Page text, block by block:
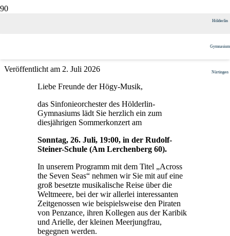
Hölderlin
Gymnasium
Nürtingen
Veröffentlicht am 2. Juli 2026
Liebe Freunde der Högy-Musik,
das Sinfonieorchester des Hölderlin-
Gymnasiums lädt Sie herzlich ein zum
diesjährigen Sommerkonzert am
Sonntag, 26. Juli, 19:00, in der Rudolf-
Steiner-Schule (Am Lerchenberg 60).
In unserem Programm mit dem Titel „Across
the Seven Seas“ nehmen wir Sie mit auf eine
groß besetzte musikalische Reise über die
Weltmeere, bei der wir allerlei interessanten
Zeitgenossen wie beispielsweise den Piraten
von Penzance, ihren Kollegen aus der Karibik
und Arielle, der kleinen Meerjungfrau,
begegnen werden.